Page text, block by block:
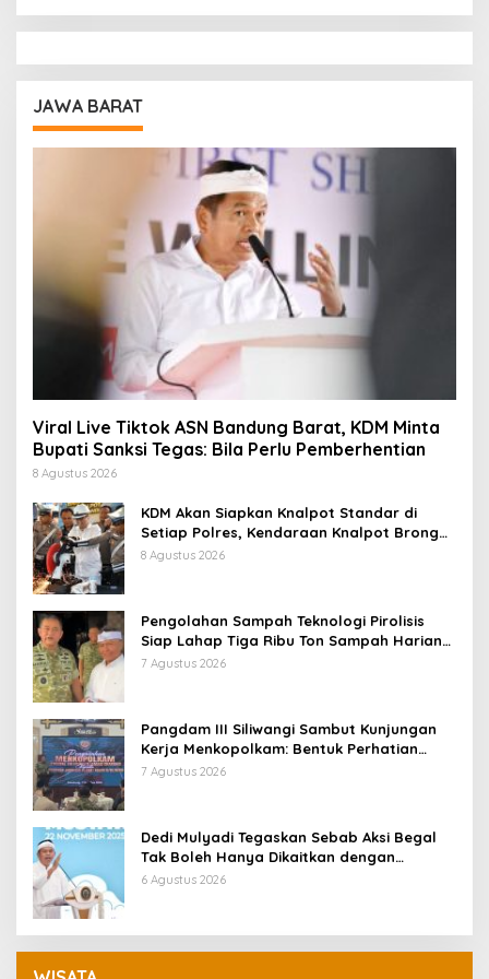
JAWA BARAT
Viral Live Tiktok ASN Bandung Barat, KDM Minta
Bupati Sanksi Tegas: Bila Perlu Pemberhentian
8 Agustus 2026
KDM Akan Siapkan Knalpot Standar di
Setiap Polres, Kendaraan Knalpot Brong
Tertangkap Langsung Ganti
8 Agustus 2026
Pengolahan Sampah Teknologi Pirolisis
Siap Lahap Tiga Ribu Ton Sampah Harian
Jawa Barat
7 Agustus 2026
Pangdam III Siliwangi Sambut Kunjungan
Kerja Menkopolkam: Bentuk Perhatian
Pemerintah
7 Agustus 2026
Dedi Mulyadi Tegaskan Sebab Aksi Begal
Tak Boleh Hanya Dikaitkan dengan
Ekonomi
6 Agustus 2026